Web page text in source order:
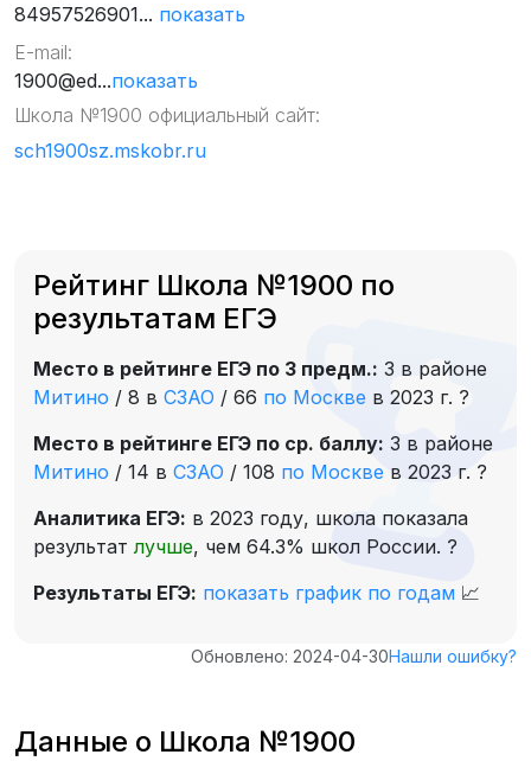
84957526901... показать
E-mail:
1900@ed...показать
Школа №1900 официальный сайт:
sch1900sz.mskobr.ru
Рейтинг Школа №1900 по
результатам ЕГЭ
Место в рейтинге ЕГЭ по 3 предм.: 3 в районе
Митино / 8 в СЗАО / 66 по Москве в 2023 г. ?
Место в рейтинге ЕГЭ по ср. баллу: 3 в районе
Митино / 14 в СЗАО / 108 по Москве в 2023 г. ?
Аналитика ЕГЭ: в 2023 году, школа показала
результат лучше, чем 64.3% школ России. ?
Результаты ЕГЭ: показать график по годам 📈
Обновлено: 2024-04-30Нашли ошибку?
Данные о Школа №1900